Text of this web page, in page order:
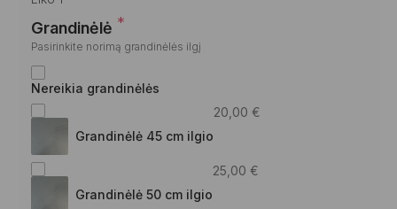
Grandinėlė *
Pasirinkite norimą grandinėlės ilgį
Nereikia grandinėlės
Grandinėlė 45 cm ilgio
20,00 €
Grandinėlė 50 cm ilgio
25,00 €